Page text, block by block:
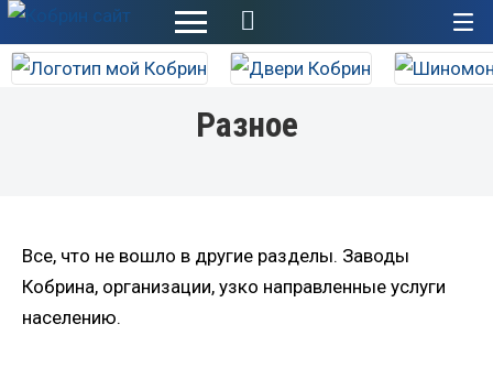
Разное
Все, что не вошло в другие разделы. Заводы
Кобрина, организации, узко направленные услуги
населению.